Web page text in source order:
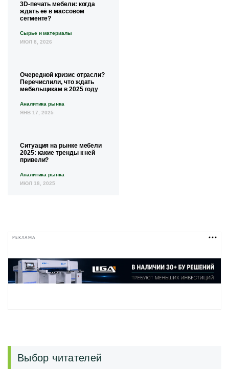
3D-печать мебели: когда
ждать её в массовом
сегменте?
Сырье и материалы
ИЮЛ 8, 2026
Очередной кризис отрасли?
Перечислили, что ждать
мебельщикам в 2025 году
Аналитика рынка
ЯНВ 17, 2025
Ситуация на рынке мебели
2025: какие тренды к ней
привели?
Аналитика рынка
ИЮЛ 18, 2025
РЕКЛАМА
Выбор читателей